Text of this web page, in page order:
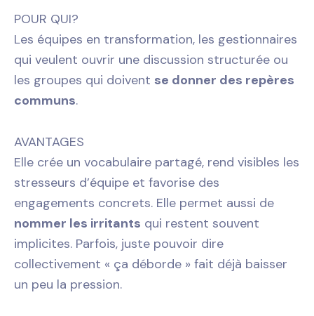
POUR QUI?
Les équipes en transformation, les gestionnaires
qui veulent ouvrir une discussion structurée ou
les groupes qui doivent se donner des repères
communs.
AVANTAGES
Elle crée un vocabulaire partagé, rend visibles les
stresseurs d’équipe et favorise des
engagements concrets. Elle permet aussi de
nommer les irritants qui restent souvent
implicites. Parfois, juste pouvoir dire
collectivement « ça déborde » fait déjà baisser
un peu la pression.